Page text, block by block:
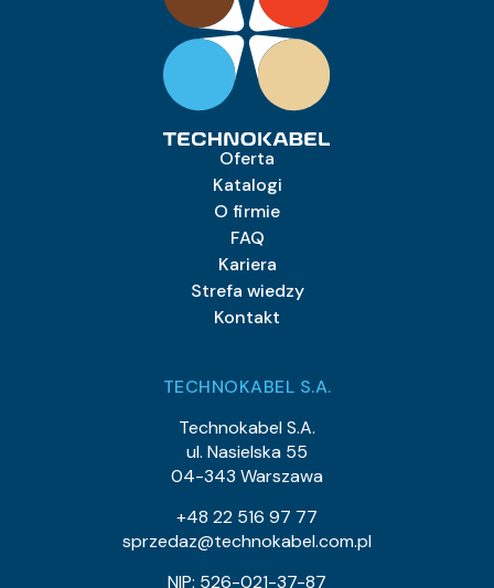
Oferta
Katalogi
O firmie
FAQ
Kariera
Strefa wiedzy
Kontakt
TECHNOKABEL S.A.
Technokabel S.A.
ul. Nasielska 55
04-343 Warszawa
+48 22 516 97 77
sprzedaz@technokabel.com.pl
NIP: 526-021-37-87